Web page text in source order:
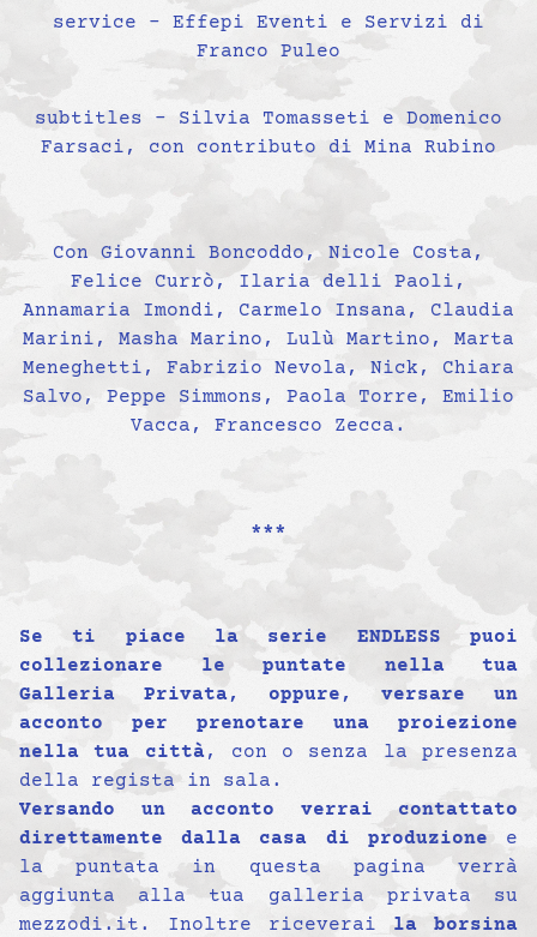
service – Effepi Eventi e Servizi di
Franco Puleo
subtitles – Silvia Tomasseti e Domenico
Farsaci, con contributo di Mina Rubino
Con Giovanni Boncoddo, Nicole Costa,
Felice Currò, Ilaria delli Paoli,
Annamaria Imondi, Carmelo Insana, Claudia
Marini, Masha Marino, Lulù Martino, Marta
Meneghetti, Fabrizio Nevola, Nick, Chiara
Salvo, Peppe Simmons, Paola Torre, Emilio
Vacca, Francesco Zecca.
***
Se ti piace la serie ENDLESS puoi
collezionare le puntate nella tua
Galleria Privata, oppure, versare un
acconto per prenotare una proiezione
nella tua città, con o senza la presenza
della regista in sala.
Versando un acconto verrai contattato
direttamente dalla casa di produzione e
la puntata in questa pagina verrà
aggiunta alla tua galleria privata su
mezzodi.it. Inoltre riceveraila borsina